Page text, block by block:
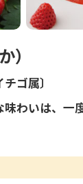
）
チゴ属〕
味わいは、一